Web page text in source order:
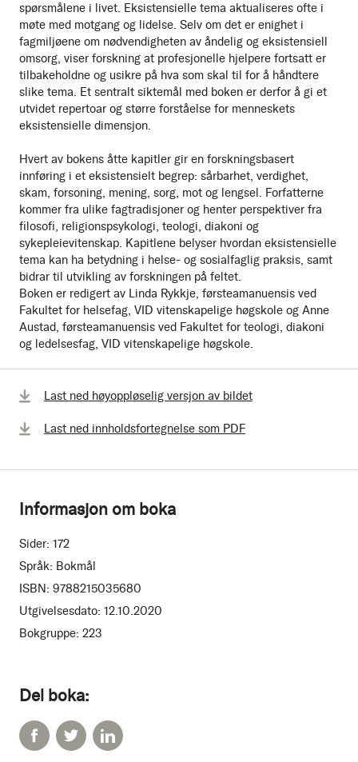
spørsmålene i livet. Eksistensielle tema aktualiseres ofte i
møte med motgang og lidelse. Selv om det er enighet i
fagmiljøene om nødvendigheten av åndelig og eksistensiell
omsorg, viser forskning at profesjonelle hjelpere fortsatt er
tilbakeholdne og usikre på hva som skal til for å håndtere
slike tema. Et sentralt siktemål med boken er derfor å gi et
utvidet repertoar og større forståelse for menneskets
eksistensielle dimensjon.
Hvert av bokens åtte kapitler gir en forskningsbasert
innføring i et eksistensielt begrep: sårbarhet, verdighet,
skam, forsoning, mening, sorg, mot og lengsel. Forfatterne
kommer fra ulike fagtradisjoner og henter perspektiver fra
filosofi, religionspsykologi, teologi, diakoni og
sykepleievitenskap. Kapitlene belyser hvordan eksistensielle
tema kan ha betydning i helse- og sosialfaglig praksis, samt
bidrar til utvikling av forskningen på feltet.
Boken er redigert av Linda Rykkje, førsteamanuensis ved
Fakultet for helsefag, VID vitenskapelige høgskole og Anne
Austad, førsteamanuensis ved Fakultet for teologi, diakoni
og ledelsesfag, VID vitenskapelige høgskole.
Del boka:
Last ned høyoppløselig versjon av bildet
Last ned innholdsfortegnelse som PDF
Informasjon om boka
Sider: 172
Språk: Bokmål
ISBN: 9788215035680
Utgivelsesdato: 12.10.2020
Bokgruppe: 223